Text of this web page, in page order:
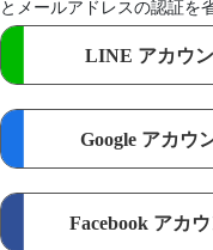
とメールアドレスの認証を
LINE アカウ
Google アカウ
Facebook アカウ